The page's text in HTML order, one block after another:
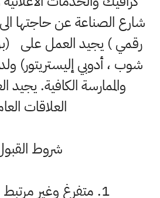
الصناعة عن حاجتها
) يجيد العمل على
، أدوبي إليستريتور) ولديه
والممارسة الكافية. يجيد
العلاقات العامة
شروط القبول: